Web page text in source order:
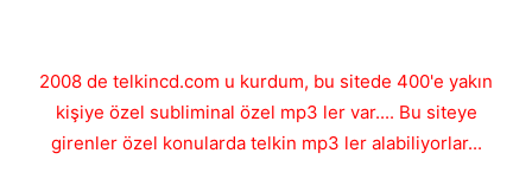
2008 de telkincd.com u kurdum, bu sitede 400'e yakın
kişiye özel subliminal özel mp3 ler var.... Bu siteye
girenler özel konularda telkin mp3 ler alabiliyorlar...